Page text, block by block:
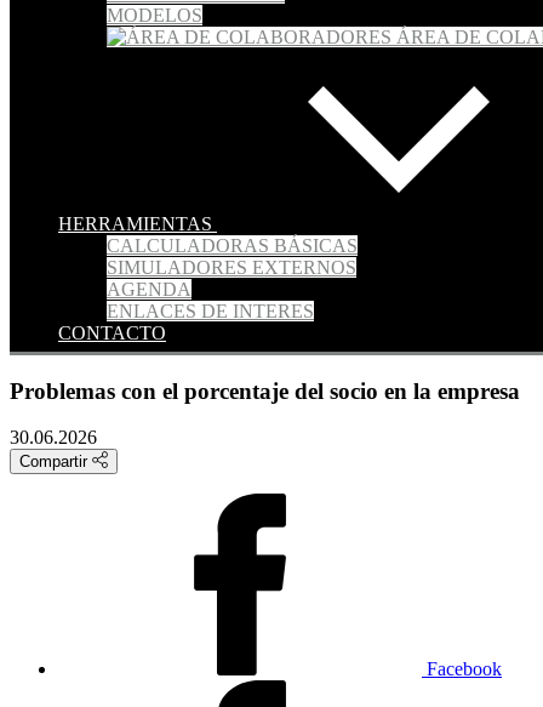
MODELOS
ÁREA DE
HERRAMIENTAS
CALCULADORAS BÁSICAS
SIMULADORES EXTERNOS
AGENDA
ENLACES DE INTERES
CONTACTO
Problemas con el porcentaje del socio en la empresa
30.06.2026
Compartir
Facebook